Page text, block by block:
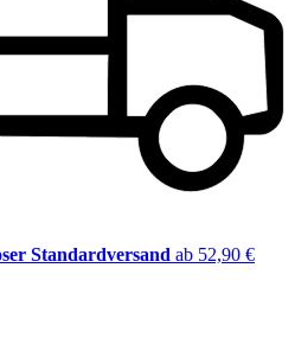
Standardversand ab 52,90 €